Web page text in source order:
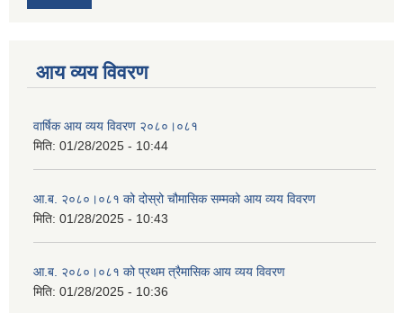
आय व्यय विवरण
वार्षिक आय व्यय विवरण २०८०।०८१
मिति: 01/28/2025 - 10:44
आ.ब. २०८०।०८१ को दोस्रो चौमासिक सम्मको आय व्यय विवरण
मिति: 01/28/2025 - 10:43
आ.ब. २०८०।०८१ को प्रथम त्रैमासिक आय व्यय विवरण
मिति: 01/28/2025 - 10:36